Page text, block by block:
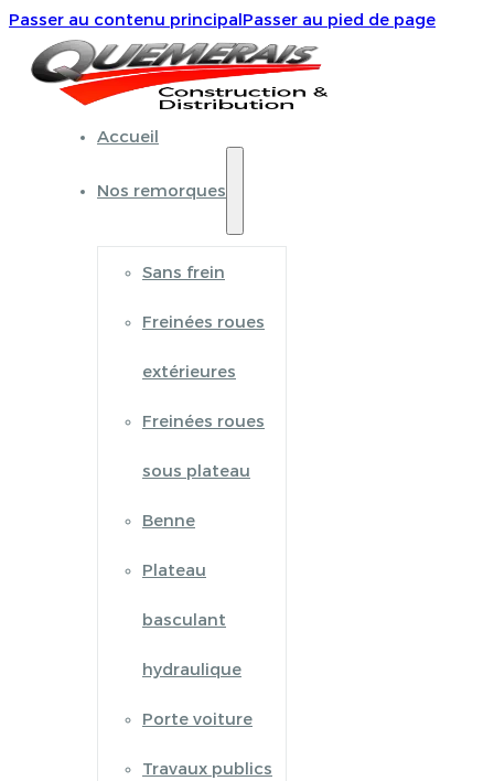
Passer au contenu principalPasser au pied de page
Accueil
Nos remorques
Sans frein
Freinées roues
extérieures
Freinées roues
sous plateau
Benne
Plateau
basculant
hydraulique
Porte voiture
Travaux publics